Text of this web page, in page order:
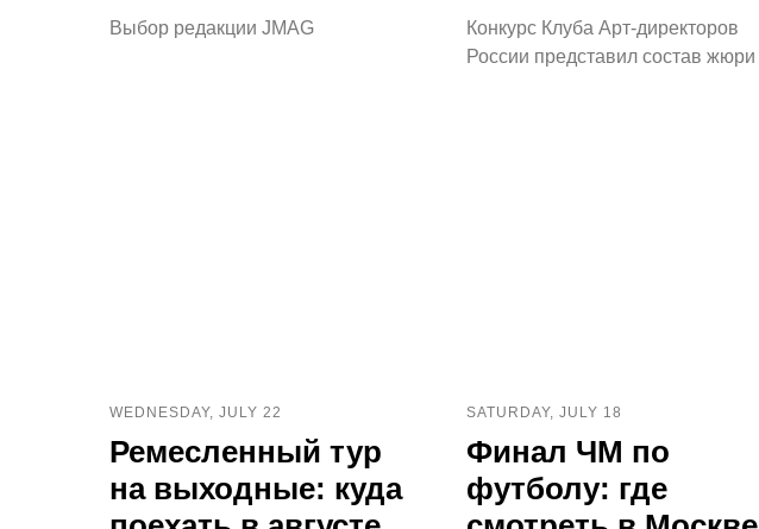
Выбор редакции JMAG
Конкурс Клуба Арт-директоров
России представил состав жюри
WEDNESDAY, JULY 22
Ремесленный тур
на выходные: куда
SATURDAY, JULY 18
Финал ЧМ по
футболу: где